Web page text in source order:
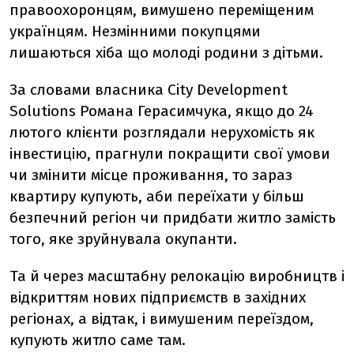
правоохоронцям, вимушено переміщеним
українцям. Незмінними покупцями
лишаються хіба що молоді родини з дітьми.
За словами власника City Development
Solutions Романа Герасимчука, якщо до 24
лютого клієнти розглядали нерухомість як
інвестицію, прагнули покращити свої умови
чи змінити місце проживання, то зараз
квартиру купують, аби переїхати у більш
безпечний регіон чи придбати житло замість
того, яке зруйнувала окупанти.
Та й через масштабну релокацію виробництв і
відкриттям нових підприємств в західних
регіонах, а відтак, і вимушеним переїздом,
купують житло саме там.